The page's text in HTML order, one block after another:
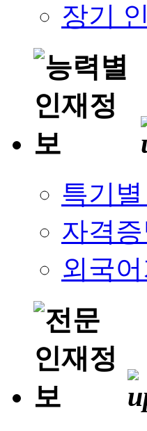
장기
특기
자격
외국